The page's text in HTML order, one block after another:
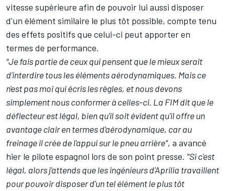
vitesse supérieure afin de pouvoir lui aussi disposer
d'un élément similaire le plus tôt possible, compte tenu
des effets positifs que celui-ci peut apporter en
termes de performance.
"Je fais partie de ceux qui pensent que le mieux serait
d'interdire tous les éléments aérodynamiques. Mais ce
n'est pas moi qui écris les règles, et nous devons
simplement nous conformer à celles-ci. La FIM dit que le
déflecteur est légal, bien qu'il soit évident qu'il offre un
avantage clair en termes d'aérodynamique, car au
freinage il crée de l'appui sur le pneu arrière", a avancé
hier le pilote espagnol lors de son point presse. "Si c'est
légal, alors j'attends que les ingénieurs d'Aprilia travaillent
pour pouvoir disposer d'un tel élément le plus tôt